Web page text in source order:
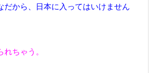
から、日本に入ってはいけません
ちゃう。